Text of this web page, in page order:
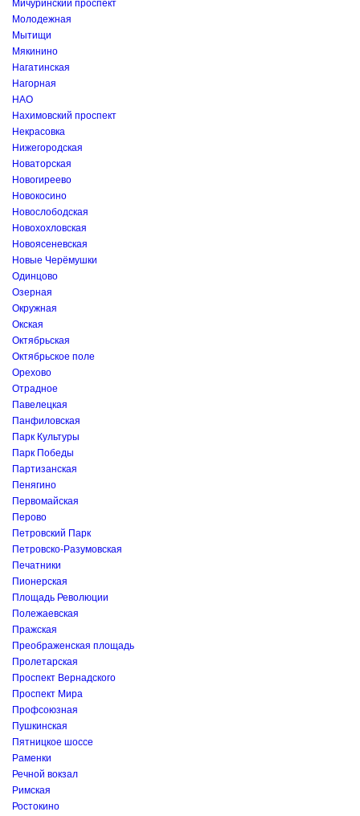
Мичуринский проспект
Молодежная
Мытищи
Мякинино
Нагатинская
Нагорная
НАО
Нахимовский проспект
Некрасовка
Нижегородская
Новаторская
Новогиреево
Новокосино
Новослободская
Новохохловская
Новоясеневская
Новые Черёмушки
Одинцово
Озерная
Окружная
Окская
Октябрьская
Октябрьское поле
Орехово
Отрадное
Павелецкая
Панфиловская
Парк Культуры
Парк Победы
Партизанская
Пенягино
Первомайская
Перово
Петровский Парк
Петровско-Разумовская
Печатники
Пионерская
Площадь Революции
Полежаевская
Пражская
Преображенская площадь
Пролетарская
Проспект Вернадского
Проспект Мира
Профсоюзная
Пушкинская
Пятницкое шоссе
Раменки
Речной вокзал
Римская
Ростокино